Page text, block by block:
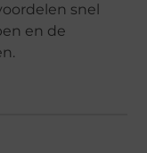
snel
en de